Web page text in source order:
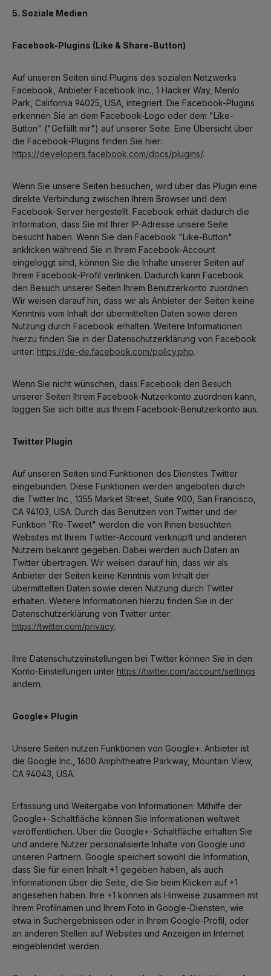
5. Soziale Medien
Facebook-Plugins (Like & Share-Button)
Auf unseren Seiten sind Plugins des sozialen Netzwerks
Facebook, Anbieter Facebook Inc., 1 Hacker Way, Menlo
Park, California 94025, USA, integriert. Die Facebook-Plugins
erkennen Sie an dem Facebook-Logo oder dem "Like-
Button" ("Gefällt mir") auf unserer Seite. Eine Übersicht über
die Facebook-Plugins finden Sie hier:
https://developers.facebook.com/docs/plugins/.
Wenn Sie unsere Seiten besuchen, wird über das Plugin eine
direkte Verbindung zwischen Ihrem Browser und dem
Facebook-Server hergestellt. Facebook erhält dadurch die
Information, dass Sie mit Ihrer IP-Adresse unsere Seite
besucht haben. Wenn Sie den Facebook "Like-Button"
anklicken während Sie in Ihrem Facebook-Account
eingeloggt sind, können Sie die Inhalte unserer Seiten auf
Ihrem Facebook-Profil verlinken. Dadurch kann Facebook
den Besuch unserer Seiten Ihrem Benutzerkonto zuordnen.
Wir weisen darauf hin, dass wir als Anbieter der Seiten keine
Kenntnis vom Inhalt der übermittelten Daten sowie deren
Nutzung durch Facebook erhalten. Weitere Informationen
hierzu finden Sie in der Datenschutzerklärung von Facebook
unter: https://de-de.facebook.com/policy.php.
Wenn Sie nicht wünschen, dass Facebook den Besuch
unserer Seiten Ihrem Facebook-Nutzerkonto zuordnen kann,
loggen Sie sich bitte aus Ihrem Facebook-Benutzerkonto aus.
Twitter Plugin
Auf unseren Seiten sind Funktionen des Dienstes Twitter
eingebunden. Diese Funktionen werden angeboten durch
die Twitter Inc., 1355 Market Street, Suite 900, San Francisco,
CA 94103, USA. Durch das Benutzen von Twitter und der
Funktion "Re-Tweet" werden die von Ihnen besuchten
Websites mit Ihrem Twitter-Account verknüpft und anderen
Nutzern bekannt gegeben. Dabei werden auch Daten an
Twitter übertragen. Wir weisen darauf hin, dass wir als
Anbieter der Seiten keine Kenntnis vom Inhalt der
übermittelten Daten sowie deren Nutzung durch Twitter
erhalten. Weitere Informationen hierzu finden Sie in der
Datenschutzerklärung von Twitter unter:
https://twitter.com/privacy.
Ihre Datenschutzeinstellungen bei Twitter können Sie in den
Konto-Einstellungen unter https://twitter.com/account/settings
ändern.
Google+ Plugin
Unsere Seiten nutzen Funktionen von Google+. Anbieter ist
die Google Inc., 1600 Amphitheatre Parkway, Mountain View,
CA 94043, USA.
Erfassung und Weitergabe von Informationen: Mithilfe der
Google+-Schaltfläche können Sie Informationen weltweit
veröffentlichen. Über die Google+-Schaltfläche erhalten Sie
und andere Nutzer personalisierte Inhalte von Google und
unseren Partnern. Google speichert sowohl die Information,
dass Sie für einen Inhalt +1 gegeben haben, als auch
Informationen über die Seite, die Sie beim Klicken auf +1
angesehen haben. Ihre +1 können als Hinweise zusammen mit
Ihrem Profilnamen und Ihrem Foto in Google-Diensten, wie
etwa in Suchergebnissen oder in Ihrem Google-Profil, oder
an anderen Stellen auf Websites und Anzeigen im Internet
eingeblendet werden.